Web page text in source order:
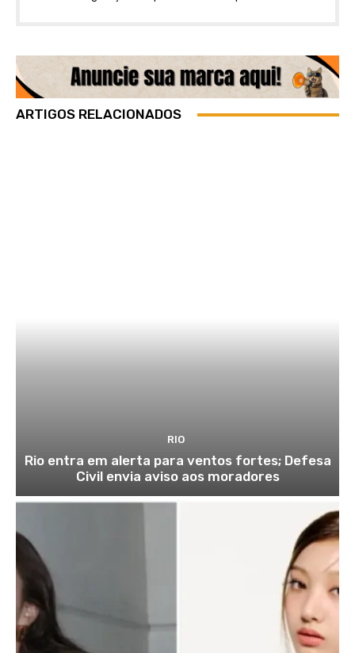
ARTIGOS RELACIONADOS
RIO
Rio entra em alerta para ventos fortes; Defesa
Civil envia aviso aos moradores